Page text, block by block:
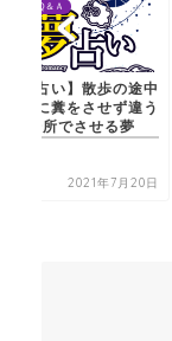
の途中
ず違う
夢占いＱ＆Ａ
【夢占い】
に良い所